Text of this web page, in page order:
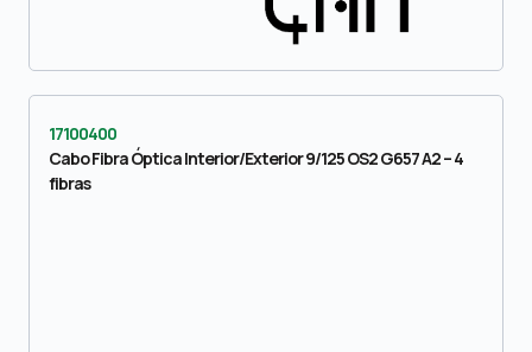
17100400
Cabo Fibra Óptica Interior/Exterior 9/125 OS2 G657 A2 – 4
fibras